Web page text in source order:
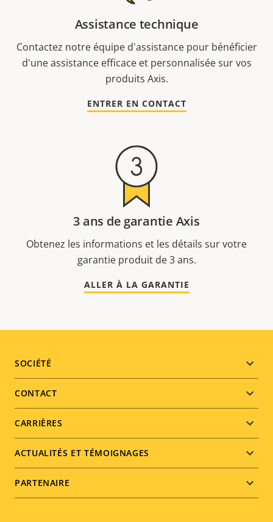
Assistance technique
Contactez notre équipe d'assistance pour bénéficier
d'une assistance efficace et personnalisée sur vos
produits Axis.
ENTRER EN CONTACT
3 ans de garantie Axis
Obtenez les informations et les détails sur votre
garantie produit de 3 ans.
ALLER À LA GARANTIE
Footer
menu
SOCIÉTÉ
CONTACT
CARRIÈRES
ACTUALITÉS ET TÉMOIGNAGES
PARTENAIRE